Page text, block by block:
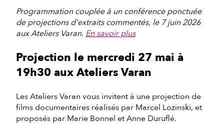
Programmation couplée à un conférence ponctuée
de projections d'extraits commentés, le 7 juin 2026
aux Ateliers Varan. En savoir plus
Projection le mercredi 27 mai à
19h30 aux Ateliers Varan
Les Ateliers Varan vous invitent à une projection de
films documentaires réalisés par Marcel Lozinski, et
proposés par Marie Bonnel et Anne Duruflé.